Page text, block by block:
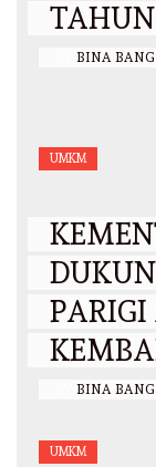
BINA
UMKM
BINA
UMKM